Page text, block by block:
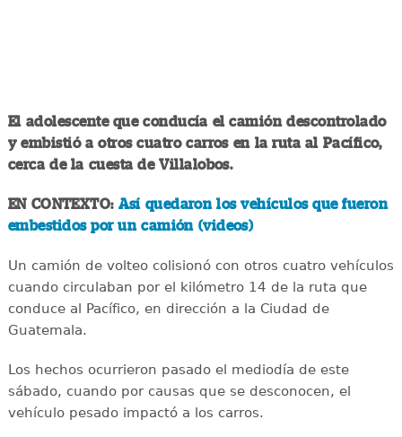
El adolescente que conducía el camión descontrolado
y embistió a otros cuatro carros en la ruta al Pacífico,
cerca de la cuesta de Villalobos.
EN CONTEXTO: Así quedaron los vehículos que fueron
embestidos por un camión (videos)
Un camión de volteo colisionó con otros cuatro vehículos
cuando circulaban por el kilómetro 14 de la ruta que
conduce al Pacífico, en dirección a la Ciudad de
Guatemala.
Los hechos ocurrieron pasado el mediodía de este
sábado, cuando por causas que se desconocen, el
vehículo pesado impactó a los carros.